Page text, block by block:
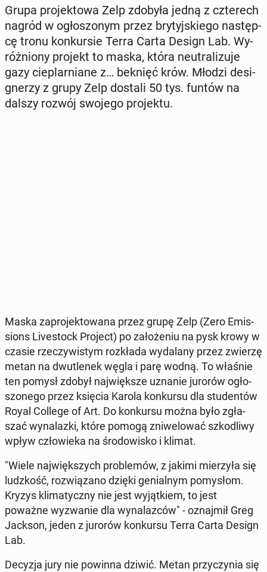
Grupa pro­jek­to­wa Zelp zdobyła jedną z czte­rech
nagród w ogło­szo­nym przez bry­tyj­skie­go na­stęp­
cę tronu kon­kur­sie Terra Carta Design Lab. Wy­
róż­nio­ny projekt to maska, która neu­tra­li­zu­je
gazy cie­plar­nia­ne z… beknięć krów. Młodzi de­si­
gne­rzy z grupy Zelp dostali 50 tys. funtów na
dalszy rozwój swojego pro­jek­tu.
Maska za­pro­jek­to­wa­na przez grupę Zelp (Zero Emis­
sions Li­ve­stock Project) po za­ło­że­niu na pysk krowy w
czasie rze­czy­wi­stym roz­kła­da wy­da­la­ny przez zwierzę
metan na dwu­tle­nek węgla i parę wodną. To właśnie
ten pomysł zdobył naj­więk­sze uznanie jurorów ogło­
szo­ne­go przez księcia Karola kon­kur­su dla stu­den­tów
Royal College of Art. Do kon­kur­su można było zgła­
szać wy­na­laz­ki, które pomogą zni­we­lo­wać szko­dli­wy
wpływ czło­wie­ka na śro­do­wi­sko i klimat.
"Wiele naj­więk­szych pro­ble­mów, z jakimi mie­rzy­ła się
ludz­kość, roz­wią­za­no dzięki ge­nial­nym po­my­słom.
Kryzys kli­ma­tycz­ny nie jest wy­jąt­kiem, to jest
poważne wy­zwa­nie dla wy­na­laz­ców" - oznaj­mił Greg
Jackson, jeden z jurorów kon­kur­su Terra Carta Design
Lab.
Decyzja jury nie powinna dziwić. Metan przy­czy­nia się